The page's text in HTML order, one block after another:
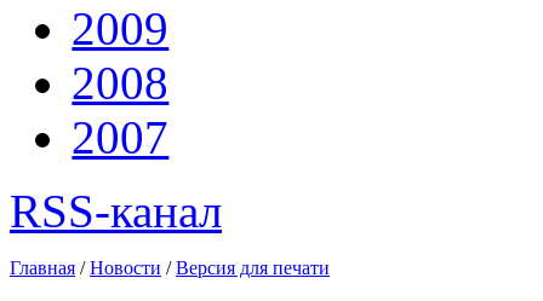
2009
2008
2007
RSS-канал
Главная /Новости /Версия для печати